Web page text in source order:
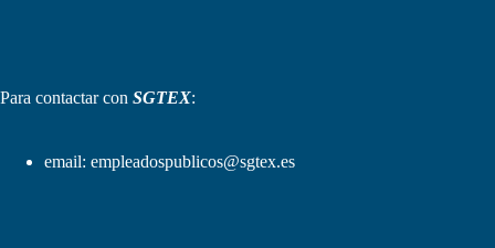
Para contactar con SGTEX:
email: empleadospublicos@sgtex.es